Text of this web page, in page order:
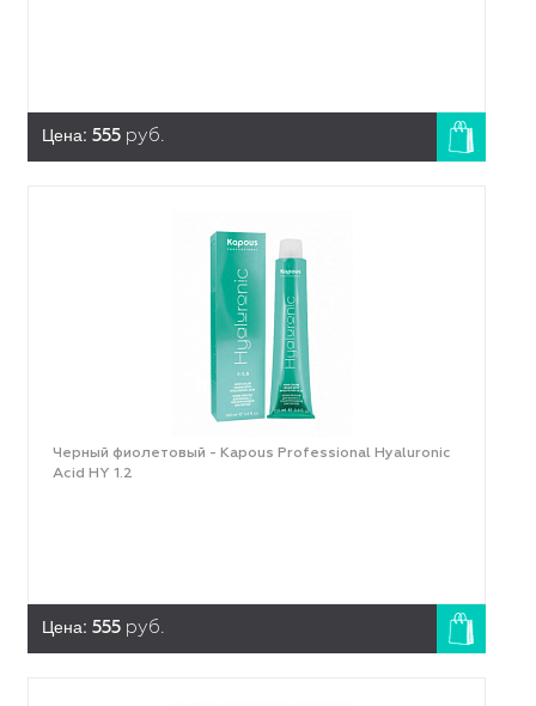
Цена: 555 руб.
Черный фиолетовый - Kapous Professional Hyaluronic
Acid HY 1.2
Цена: 555 руб.